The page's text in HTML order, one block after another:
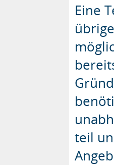
Eine
teil